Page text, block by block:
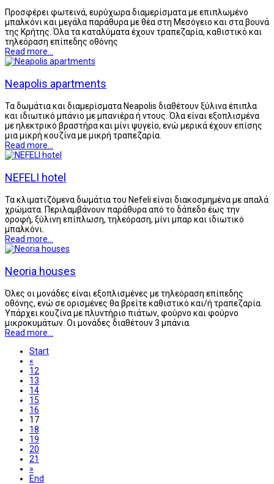
Προσφέρει φωτεινά, ευρύχωρα διαμερίσματα με επιπλωμένο
μπαλκόνι και μεγάλα παράθυρα με θέα στη Μεσόγειο και στα βουνά
της Κρήτης. Όλα τα καταλύματα έχουν τραπεζαρία, καθιστικό και
τηλεόραση επίπεδης οθόνης
Read more...
Neapolis apartments
Τα δωμάτια και διαμερίσματα Neapolis διαθέτουν ξύλινα έπιπλα
και ιδιωτικό μπάνιο με μπανιέρα ή ντους. Όλα είναι εξοπλισμένα
με ηλεκτρικό βραστήρα και μίνι ψυγείο, ενώ μερικά έχουν επίσης
μια μικρή κουζίνα με μικρή τραπεζαρία.
Read more...
NEFELI hotel
Τα κλιματιζόμενα δωμάτια του Nefeli είναι διακοσμημένα με απαλά
χρώματα. Περιλαμβάνουν παράθυρα από το δάπεδο έως την
οροφή, ξύλινη επίπλωση, τηλεόραση, μίνι μπαρ και ιδιωτικό
μπαλκόνι.
Read more...
Neoria houses
Όλες οι μονάδες είναι εξοπλισμένες με τηλεόραση επίπεδης
οθόνης, ενώ σε ορισμένες θα βρείτε καθιστικό και/ή τραπεζαρία.
Υπάρχει κουζίνα με πλυντήριο πιάτων, φούρνο και φούρνο
μικροκυμάτων. Οι μονάδες διαθέτουν 3 μπάνια.
Read more...
Start
«
12
13
14
15
16
17
18
19
20
21
»
End